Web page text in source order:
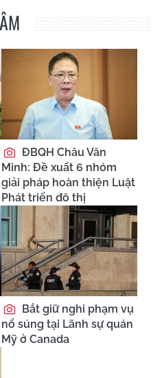
ĐBQH Châu Văn
Minh: Đề xuất 6 nhóm
giải pháp hoàn thiện Luật
Phát triển đô thị
Bắt giữ nghi phạm vụ
nổ súng tại Lãnh sự quán
Mỹ ở Canada